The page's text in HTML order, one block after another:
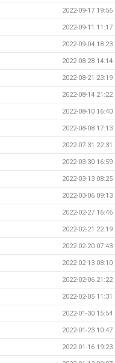
2022-09-17 19:56
2022-09-11 11:17
2022-09-04 18:23
2022-08-28 14:14
2022-08-21 23:19
2022-08-14 21:22
2022-08-10 16:40
2022-08-08 17:13
2022-07-31 22:31
2022-03-30 16:59
2022-03-13 08:25
2022-03-06 09:13
2022-02-27 16:46
2022-02-21 22:19
2022-02-20 07:43
2022-02-13 08:10
2022-02-06 21:22
2022-02-05 11:31
2022-01-30 15:54
2022-01-23 10:47
2022-01-16 19:23